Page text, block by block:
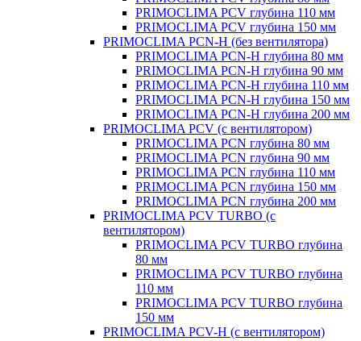
PRIMOCLIMA PCV глубина 110 мм
PRIMOCLIMA PCV глубина 150 мм
PRIMOCLIMA PCN-H (без вентилятора)
PRIMOCLIMA PCN-H глубина 80 мм
PRIMOCLIMA PCN-H глубина 90 мм
PRIMOCLIMA PCN-H глубина 110 мм
PRIMOCLIMA PCN-H глубина 150 мм
PRIMOCLIMA PCN-H глубина 200 мм
PRIMOCLIMA PCV (c вентилятором)
PRIMOCLIMA PCN глубина 80 мм
PRIMOCLIMA PCN глубина 90 мм
PRIMOCLIMA PCN глубина 110 мм
PRIMOCLIMA PCN глубина 150 мм
PRIMOCLIMA PCN глубина 200 мм
PRIMOCLIMA PCV TURBO (c
вентилятором)
PRIMOCLIMA PCV TURBO глубина
80 мм
PRIMOCLIMA PCV TURBO глубина
110 мм
PRIMOCLIMA PCV TURBO глубина
150 мм
PRIMOCLIMA PCV-H (c вентилятором)